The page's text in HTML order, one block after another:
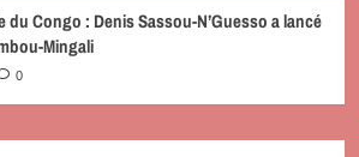
Congo : Denis Sassou-N’Guesso a lancé
Mingali
0